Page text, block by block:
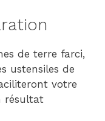
de terre farci,
ustensiles de
votre
résultat